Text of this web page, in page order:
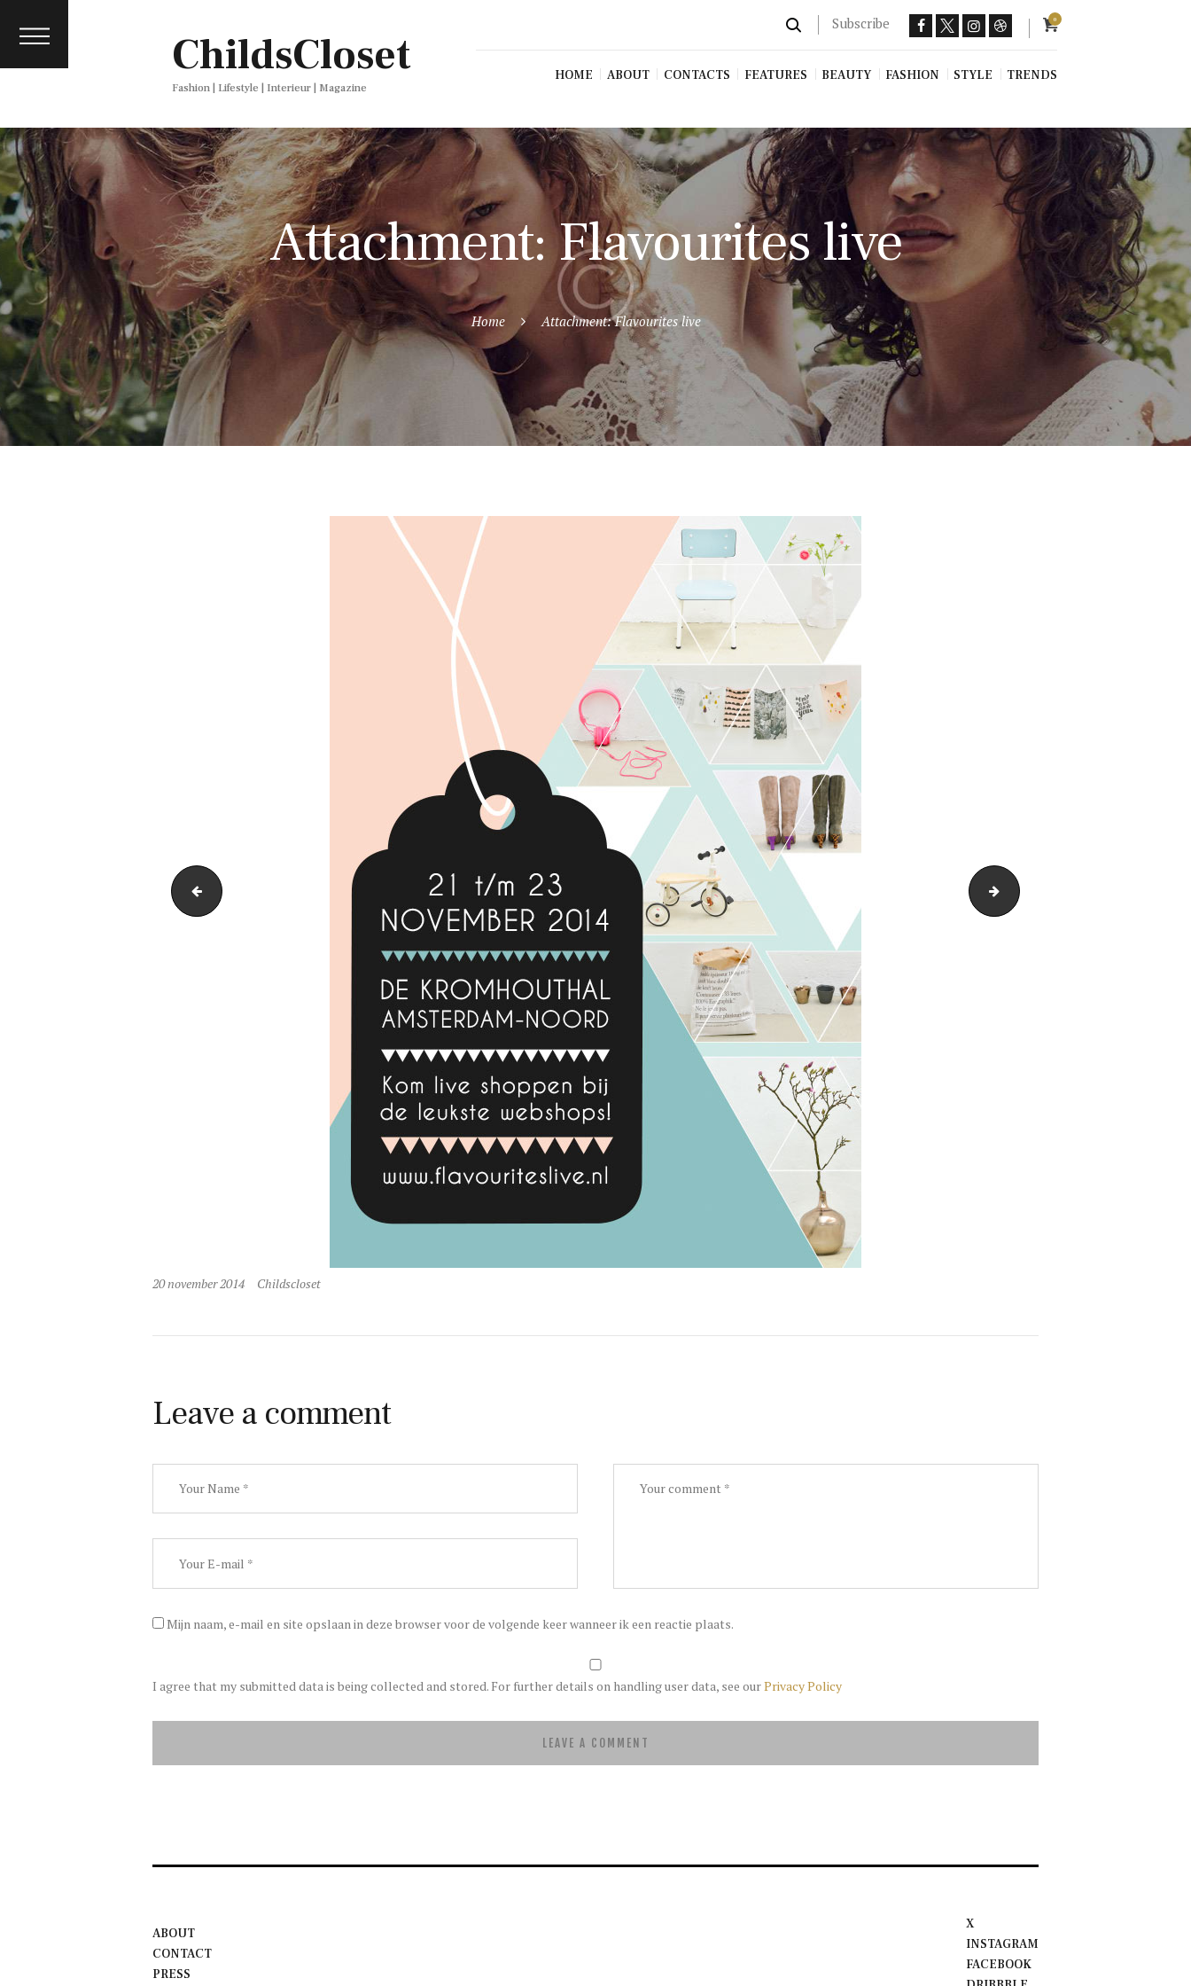
ChildsCloset
Fashion | Lifestyle | Interieur | Magazine
Subscribe 0
HOME ABOUT CONTACTS FEATURES BEAUTY FASHION STYLE TRENDS
Attachment: Flavourites live
Home Attachment: Flavourites live
Petticoat1 MimPi1
20 november 2014 Childscloset
Leave a comment
Mijn naam, e-mail en site opslaan in deze browser voor de volgende keer wanneer ik een reactie plaats.
I agree that my submitted data is being collected and stored. For further details on handling user data, see ourPrivacy Policy
ABOUT
CONTACT
PRESS
X
INSTAGRAM
FACEBOOK